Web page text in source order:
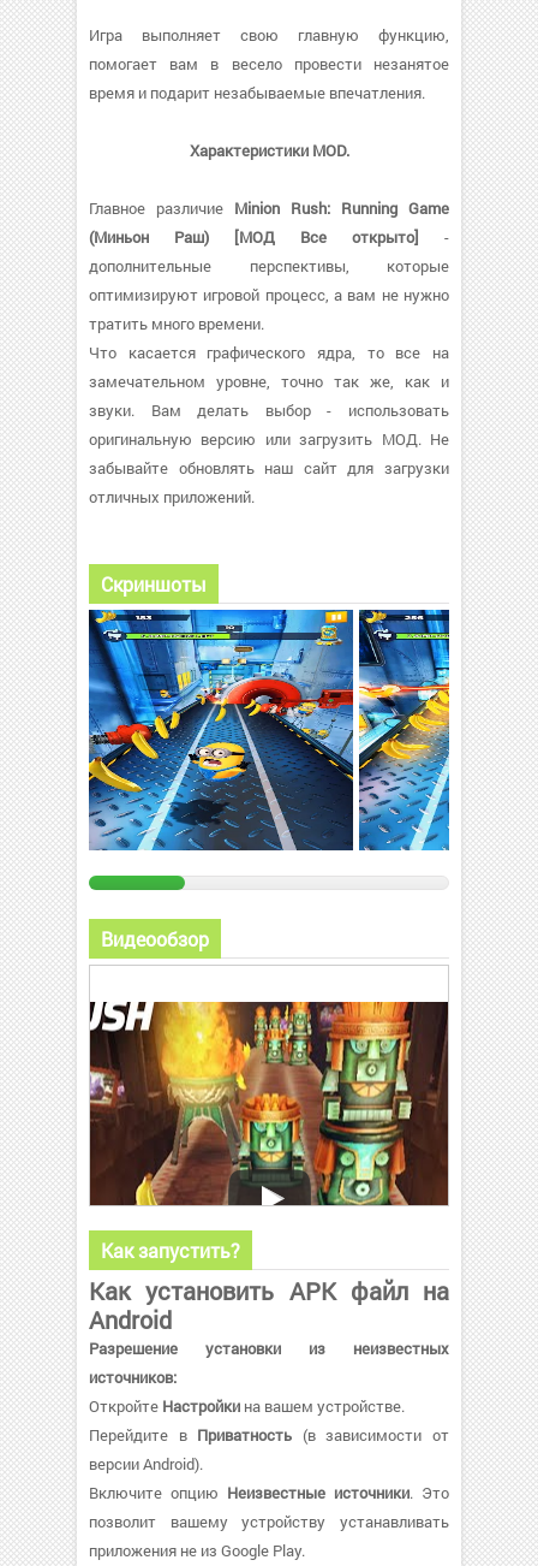
Игра выполняет свою главную функцию,
помогает вам в весело провести незанятое
время и подарит незабываемые впечатления.
Характеристики MOD.
Главное различие Minion Rush: Running Game
(Миньон Раш) [МОД Все открыто] -
дополнительные перспективы, которые
оптимизируют игровой процесс, а вам не нужно
тратить много времени.
Что касается графического ядра, то все на
замечательном уровне, точно так же, как и
звуки. Вам делать выбор - использовать
оригинальную версию или загрузить МОД. Не
забывайте обновлять наш сайт для загрузки
отличных приложений.
Скриншоты
Видеообзор
Как запустить?
Как установить APK файл на
Android
Разрешение установки из неизвестных
источников:
Откройте Настройки на вашем устройстве.
Перейдите в Приватность (в зависимости от
версии Android).
Включите опцию Неизвестные источники. Это
позволит вашему устройству устанавливать
приложения не из Google Play.